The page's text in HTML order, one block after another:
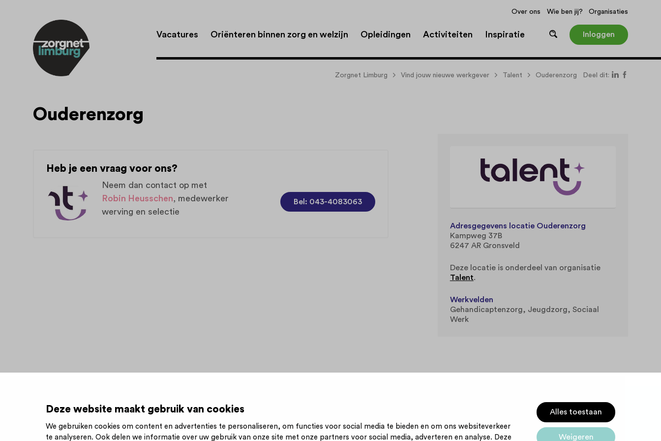
Deze website maakt gebruik van cookies
We gebruiken cookies om content en advertenties te personaliseren, om functies voor social media te bieden en om ons websiteverkeer
te analyseren. Ook delen we informatie over uw gebruik van onze site met onze partners voor social media, adverteren en analyse. Deze
Alles toestaan
Weigeren
Over ons Wie ben jij? Organisaties
Vacatures Oriënteren binnen zorg en welzijn Opleidingen Activiteiten Inspiratie Inloggen
Zorgnet Limburg Vind jouw nieuwe werkgever Talent Ouderenzorg Deel dit:
Ouderenzorg
Heb je een vraag voor ons?
Neem dan contact op met
Robin Heusschen, medewerker
werving en selectie
Bel: 043-4083063
Adresgegevens locatie Ouderenzorg
Kampweg 37B
6247 AR Gronsveld
Deze locatie is onderdeel van organisatie
Talent.
Werkvelden
Gehandicaptenzorg
Jeugdzorg
Sociaal
Werk